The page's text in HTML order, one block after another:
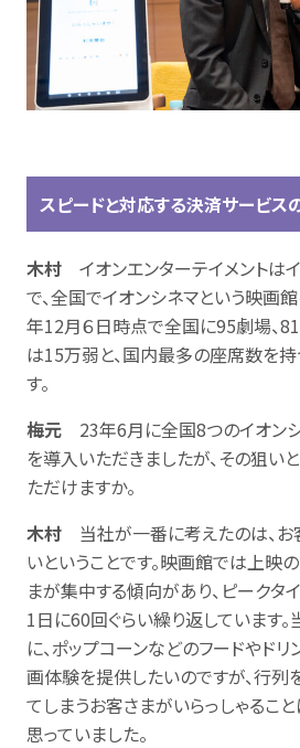
スピードと対応する決済サービス
木村 イオンエンターテイメントは
で、全国でイオンシネマという映画
年12月６日時点で全国に95劇場、
は15万弱と、国内最多の座席数を
す。
梅元 23年6月に全国8つのイオン
を導入いただきましたが、その狙い
ただけますか。
木村 当社が一番に考えたのは、
いということです。映画館では上映
まが集中する傾向があり、ピークタ
1日に60回ぐらい繰り返しています
に、ポップコーンなどのフードやド
画体験を提供したいのですが、行列
てしまうお客さまがいらっしゃるこ
思っていました。